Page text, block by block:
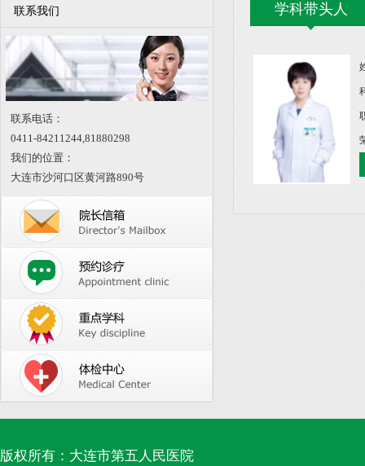
联系我们
联系电话：
0411-84211244,81880298
我们的位置：
大连市沙河口区黄河路890号
学科带头人
版权所有：大连市第五人民医院